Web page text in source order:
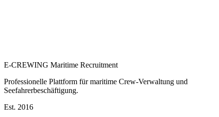
E-CREWING Maritime Recruitment
Professionelle Plattform für maritime Crew-Verwaltung und
Seefahrerbeschäftigung.
Est. 2016